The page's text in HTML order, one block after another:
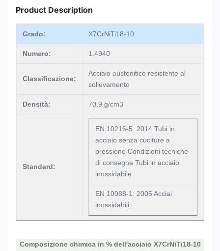
Product Description
Grado: X7CrNiTi18-10
Numero: 1.4940
Classificazione:
Acciaio austenitico resistente al
sollevamento
Densità: 70,9 g/cm3
Standard:
EN 10216-5: 2014 Tubi in
acciaio senza cuciture a
pressione Condizioni tecniche
di consegna Tubi in acciaio
inossidabile
EN 10088-1: 2005 Acciai
inossidabili
Composizione chimica in % dell'acciaio X7CrNiTi18-10